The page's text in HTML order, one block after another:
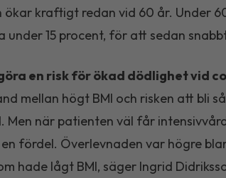
ökar kraftigt redan vid 60 år. Under
15 procent, för att sedan
en risk för ökad dödlighet vid
mellan högt BMI och risken att bli
Men när patienten väl får
fördel. Överlevnaden var högre
hade lågt BMI, säger Ingrid